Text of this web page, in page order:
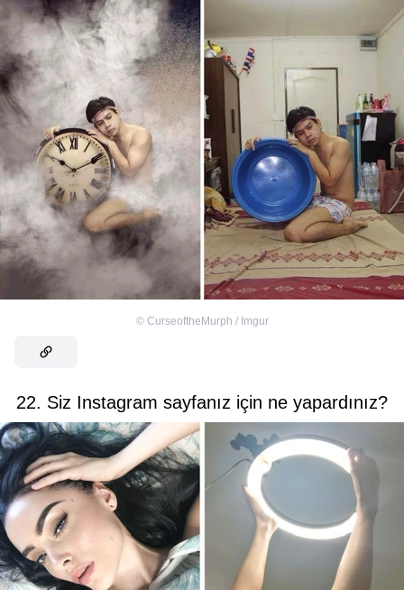
© CurseoftheMurph / Imgur
22. Siz Instagram sayfanız için ne yapardınız?